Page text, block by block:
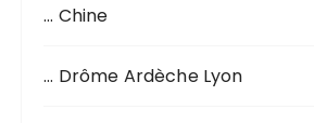
… Chine
… Drôme Ardèche Lyon